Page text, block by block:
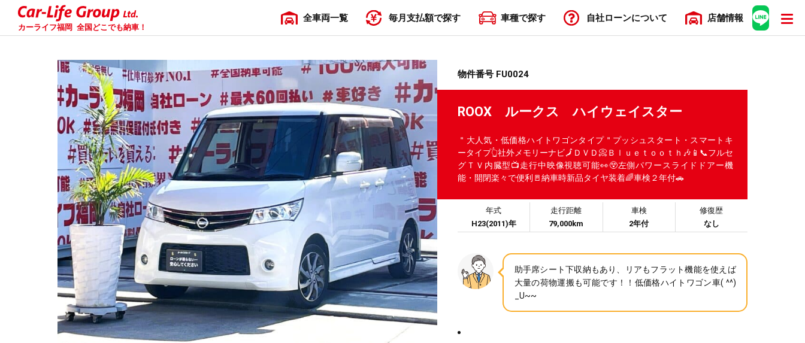
カーライフ福岡 全国どこでも納車！
全車両一覧 毎月支払額で探す 車種で探す 自社ローンについて 店舗情報
物件番号 FU0024
ROOX ルークス ハイウェイスター
＂大人気・低価格ハイトワゴンタイプ＂プッシュスタート・スマートキ
ータイプ👆社外メモリーナビ🗾ＤＶＤ📀Ｂｌｕｅｔｏｏｔｈ🎶📱📞フルセ
グＴＶ内臓型📺走行中映像視聴可能👀😲左側パワースライドドアー機
能・開閉楽々で便利🚪納車時新品タイヤ装着🌈車検２年付🚗
年式
H23(2011)年
走行距離
79,000km
車検
2年付
修復歴
なし
助手席シート下収納もあり、リアもフラット機能を使えば
大量の荷物運搬も可能です！！低価格ハイトワゴン車( ^^)
_U~~